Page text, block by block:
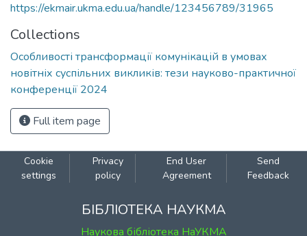
https://ekmair.ukma.edu.ua/handle/123456789/31965
Collections
Особливості трансформації комунікацій в умовах
новітніх суспільних викликів: тези науково-практичної
конференції 2024
Full item page
Cookie
settings
Privacy
policy
End User
Agreement
Send
Feedback
БІБЛІОТЕКА НАУКМА
Наукова бібліотека НаУКМА